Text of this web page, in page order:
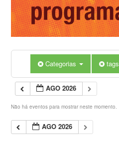
Categorias tags
AGO 2026
Não há eventos para mostrar neste momento.
AGO 2026